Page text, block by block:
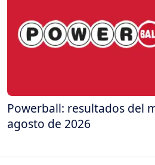
Powerball: resultados del
agosto de 2026